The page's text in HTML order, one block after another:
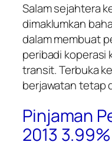
Salam sejahtera
dimaklumkan
dalam membuat
peribadi koperasi
transit. Terbuka
berjawatan tetap
Pinjaman
2013 3.99%